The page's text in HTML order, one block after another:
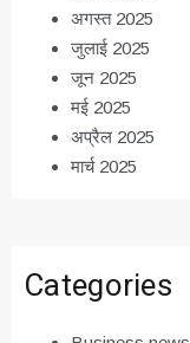
अगस्त 2025
जुलाई 2025
जून 2025
मई 2025
अप्रैल 2025
मार्च 2025
Categories